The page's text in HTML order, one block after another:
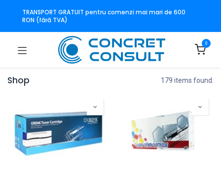
TRANSPORT GRATUIT pentru comenzi mai mari de 600
RON (fără TVA)
0
Shop 179 items found.